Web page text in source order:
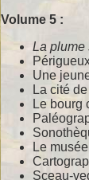
Volume 5 :
La plume
Une
La cité
Le bourg
Le
Sceau-